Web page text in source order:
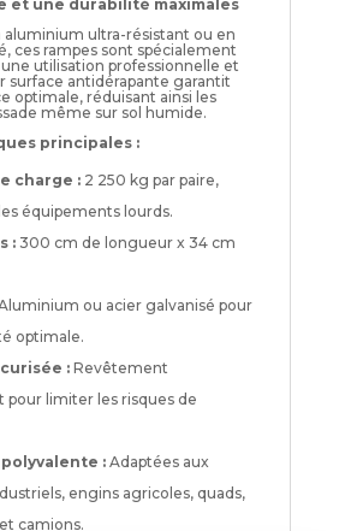
et une durabilité maximales
aluminium ultra-résistant ou en
ces rampes sont spécialement
utilisation professionnelle et
surface antidérapante garantit
optimale, réduisant ainsi les
même sur sol humide.
principales :
charge :2 250 kg par paire,
équipements lourds.
:300 cm de longueur x 34 cm
ou acier galvanisé pour
optimale.
:Revêtement
pour limiter les risques de
:Adaptées aux
engins agricoles, quads,
camions.